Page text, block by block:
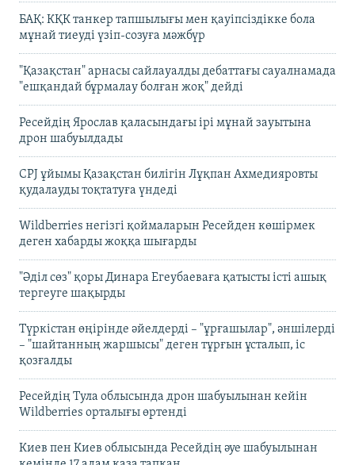
БАҚ: КҚК танкер тапшылығы мен қауіпсіздікке бола
мұнай тиеуді үзіп-созуға мәжбүр
"Қазақстан" арнасы сайлауалды дебаттағы сауалнамада
"ешқандай бұрмалау болған жоқ" дейді
Ресейдің Ярослав қаласындағы ірі мұнай зауытына
дрон шабуылдады
CPJ ұйымы Қазақстан билігін Лұқпан Ахмедияровты
қудалауды тоқтатуға үндеді
Wildberries негізгі қоймаларын Ресейден көшірмек
деген хабарды жоққа шығарды
"Әділ сөз" қоры Динара Егеубаеваға қатысты істі ашық
тергеуге шақырды
Түркістан өңірінде әйелдерді – "ұрғашылар", әншілерді
– "шайтанның жаршысы" деген тұрғын ұсталып, іс
қозғалды
Ресейдің Тула облысында дрон шабуылынан кейін
Wildberries орталығы өртенді
Киев пен Киев облысында Ресейдің әуе шабуылынан